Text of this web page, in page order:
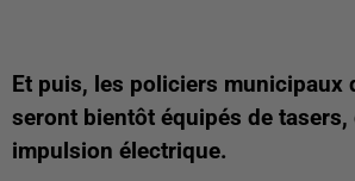
Et puis, les policiers municipaux
seront bientôt équipés de
impulsion électrique.